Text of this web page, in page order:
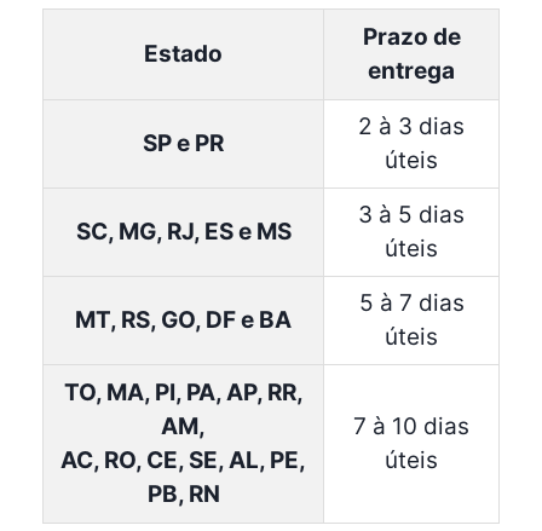
Estado
Prazo de
entrega
SP e PR
2 à 3 dias
úteis
SC, MG, RJ, ES e MS
3 à 5 dias
úteis
MT, RS, GO, DF e BA
5 à 7 dias
úteis
TO, MA, PI, PA, AP, RR,
AM,
AC, RO, CE, SE, AL, PE,
PB, RN
7 à 10 dias
úteis